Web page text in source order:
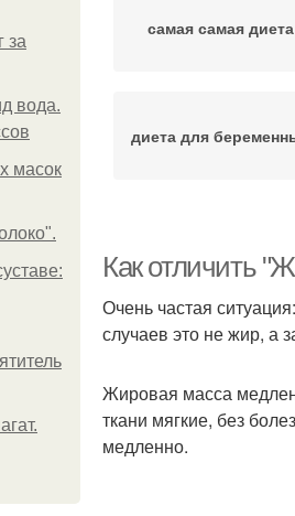
за
вода.
масок
самая самая диета
диета для
Как отличить
Очень частая
случаев это не жир, а
Жировая масса
ткани мягкие, без
медленно.